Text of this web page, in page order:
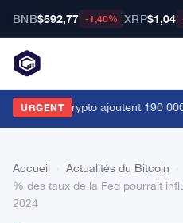
BNB$592,77 -1,40% XRP$1,04
URGENT
baleines crypto ajoutent 190
Accueil Actualités du Bitcoin
% des taux de la Fed pourrait
2024